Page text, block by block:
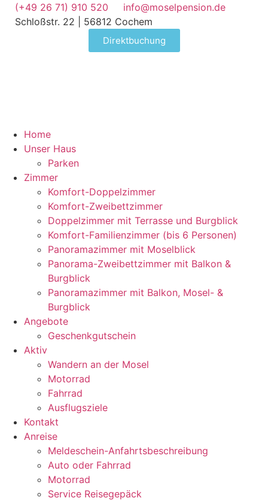
(+49 26 71) 910 520
info@moselpension.de
Schloßstr. 22 | 56812 Cochem
Direktbuchung
Home
Unser Haus
Parken
Zimmer
Komfort-Doppelzimmer
Komfort-Zweibettzimmer
Doppelzimmer mit Terrasse und Burgblick
Komfort-Familienzimmer (bis 6 Personen)
Panoramazimmer mit Moselblick
Panorama-Zweibettzimmer mit Balkon &
Burgblick
Panoramazimmer mit Balkon, Mosel- &
Burgblick
Angebote
Geschenkgutschein
Aktiv
Wandern an der Mosel
Motorrad
Fahrrad
Ausflugsziele
Kontakt
Anreise
Meldeschein-Anfahrtsbeschreibung
Auto oder Fahrrad
Motorrad
Service Reisegepäck